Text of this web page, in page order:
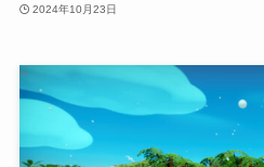
2024年10月23日